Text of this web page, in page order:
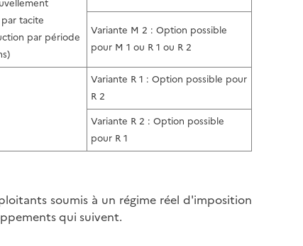
tacite
par période
Variante M 2 : Option possible
pour M 1 ou R 1 ou R 2
Variante R 1 : Option possible pour
R 2
Variante R 2 : Option possible
pour R 1
soumis à un régime réel d'imposition
qui suivent.